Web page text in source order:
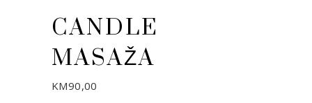
CANDLE
MASAŽA
KM90,00